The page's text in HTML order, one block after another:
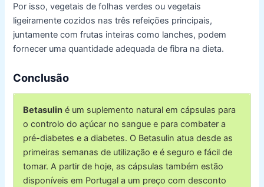
Por isso, vegetais de folhas verdes ou vegetais
ligeiramente cozidos nas três refeições principais,
juntamente com frutas inteiras como lanches, podem
fornecer uma quantidade adequada de fibra na dieta.
Conclusão
Betasulin é um suplemento natural em cápsulas para
o controlo do açúcar no sangue e para combater a
pré-diabetes e a diabetes. O Betasulin atua desde as
primeiras semanas de utilização e é seguro e fácil de
tomar. A partir de hoje, as cápsulas também estão
disponíveis em Portugal a um preço com desconto